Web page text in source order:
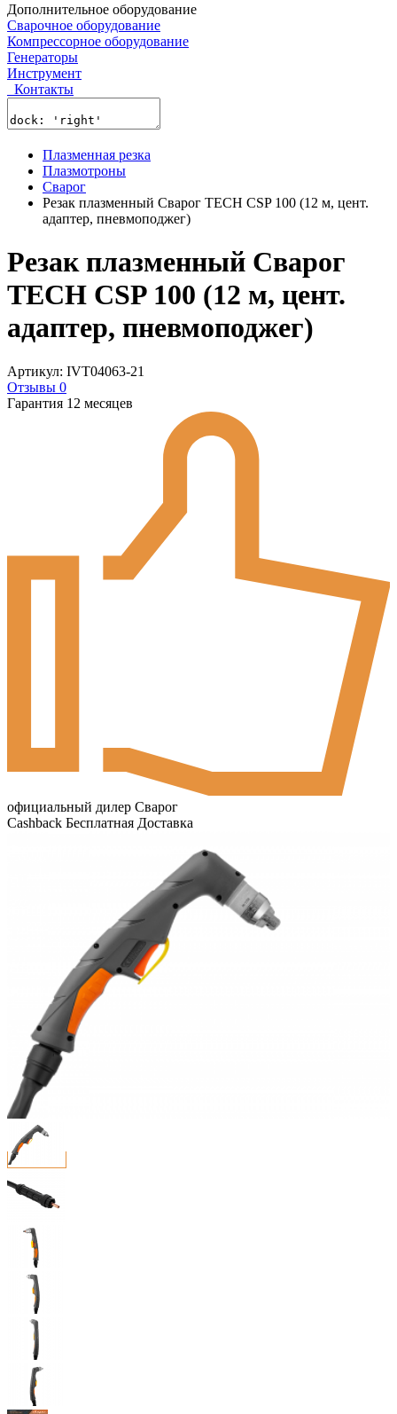
Дополнительное оборудование
Сварочное оборудование
Компрессорное оборудование
Генераторы
Инструмент
Контакты
Плазменная резка
Плазмотроны
Сварог
Резак плазменный Сварог TECH CSP 100 (12 м, цент.
адаптер, пневмоподжег)
Резак плазменный Сварог
TECH CSP 100 (12 м, цент.
адаптер, пневмоподжег)
Артикул: IVT04063-21
Отзывы 0
Гарантия 12 месяцев
официальный дилер Сварог
Cashback Бесплатная Доставка